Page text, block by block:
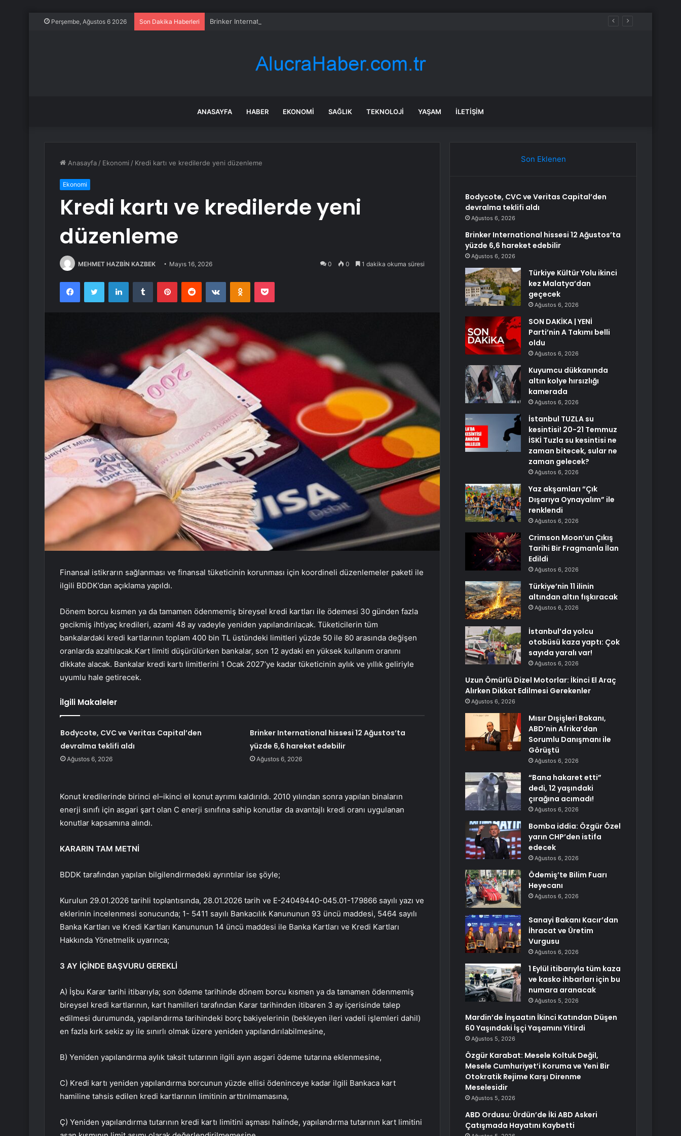
Perşembe, Ağustos 6 2026 Son Dakika Haberleri Brinker International hissesi 12 Ağustos’ta yüzde 6,6 hareket edebilir
ANASAYFA HABER EKONOMI SAĞLIK TEKNOLOJI YAŞAM İLETIŞIM
Anasayfa / Ekonomi / Kredi kartı ve kredilerde yeni düzenleme
Ekonomi
Kredi kartı ve kredilerde yeni
düzenleme
MEHMET HAZBİN KAZBEK Mayıs 16, 2026 0 0 1 dakika okuma süresi
FacebookTwitter LinkedInTumblr PinterestReddit VKontakteOdnoklassniki
Pocket
Finansal istikrarın sağlanması ve finansal tüketicinin korunması için koordineli düzenlemeler paketi ile
ilgili BDDK’dan açıklama yapıldı.
Dönem borcu kısmen ya da tamamen ödenmemiş bireysel kredi kartları ile ödemesi 30 günden fazla
gecikmiş ihtiyaç kredileri, azami 48 ay vadeyle yeniden yapılandırılacak. Tüketicilerin tüm
bankalardaki kredi kartlarının toplam 400 bin TL üstündeki limitleri yüzde 50 ile 80 arasında değişen
oranlarda azaltılacak.Kart limiti düşürülürken bankalar, son 12 aydaki en yüksek kullanım oranını
dikkate alacak. Bankalar kredi kartı limitlerini 1 Ocak 2027’ye kadar tüketicinin aylık ve yıllık geliriyle
uyumlu hale getirecek.
İlgili Makaleler
Bodycote, CVC ve Veritas Capital’den
devralma teklifi aldı
Ağustos 6, 2026
Brinker International hissesi 12 Ağustos’ta
yüzde 6,6 hareket edebilir
Ağustos 6, 2026
Konut kredilerinde birinci el–ikinci el konut ayrımı kaldırıldı. 2010 yılından sonra yapılan binaların
enerji sınıfı için asgari şart olan C enerji sınıfına sahip konutlar da avantajlı kredi oranı uygulanan
konutlar kapsamına alındı.
KARARIN TAM METNİ
BDDK tarafından yapılan bilgilendirmedeki ayrıntılar ise şöyle;
Kurulun 29.01.2026 tarihli toplantısında, 28.01.2026 tarih ve E-24049440-045.01-179866 sayılı yazı ve
eklerinin incelenmesi sonucunda; 1- 5411 sayılı Bankacılık Kanununun 93 üncü maddesi, 5464 sayılı
Banka Kartları ve Kredi Kartları Kanununun 14 üncü maddesi ile Banka Kartları ve Kredi Kartları
Hakkında Yönetmelik uyarınca;
3 AY İÇİNDE BAŞVURU GEREKLİ
A) İşbu Karar tarihi itibarıyla; son ödeme tarihinde dönem borcu kısmen ya da tamamen ödenmemiş
bireysel kredi kartlarının, kart hamilleri tarafından Karar tarihinden itibaren 3 ay içerisinde talep
edilmesi durumunda, yapılandırma tarihindeki borç bakiyelerinin (bekleyen ileri vadeli işlemleri dahil)
en fazla kırk sekiz ay ile sınırlı olmak üzere yeniden yapılandırılabilmesine,
B) Yeniden yapılandırma aylık taksit tutarının ilgili ayın asgari ödeme tutarına eklenmesine,
C) Kredi kartı yeniden yapılandırma borcunun yüzde ellisi ödeninceye kadar ilgili Bankaca kart
hamiline tahsis edilen kredi kartlarının limitinin arttırılmamasına,
Ç) Yeniden yapılandırma tutarının kredi kartı limitini aşması halinde, yapılandırma tutarının kart limitini
Son Eklenen
Bodycote, CVC ve Veritas Capital’den
devralma teklifi aldı
Ağustos 6, 2026
Brinker International hissesi 12 Ağustos’ta
yüzde 6,6 hareket edebilir
Ağustos 6, 2026
Türkiye Kültür Yolu ikinci
kez Malatya’dan
geçecek
Ağustos 6, 2026
SON DAKİKA | YENİ
Parti’nin A Takımı belli
oldu
Ağustos 6, 2026
Kuyumcu dükkanında
altın kolye hırsızlığı
kamerada
Ağustos 6, 2026
İstanbul TUZLA su
kesintisi! 20-21 Temmuz
İSKİ Tuzla su kesintisi ne
zaman bitecek, sular ne
zaman gelecek?
Ağustos 6, 2026
Yaz akşamları “Çık
Dışarıya Oynayalım” ile
renklendi
Ağustos 6, 2026
Crimson Moon’un Çıkış
Tarihi Bir Fragmanla İlan
Edildi
Ağustos 6, 2026
Türkiye’nin 11 ilinin
altından altın fışkıracak
Ağustos 6, 2026
İstanbul’da yolcu
otobüsü kaza yaptı: Çok
sayıda yaralı var!
Ağustos 6, 2026
Uzun Ömürlü Dizel Motorlar: İkinci El Araç
Alırken Dikkat Edilmesi Gerekenler
Ağustos 6, 2026
Mısır Dışişleri Bakanı,
ABD’nin Afrika’dan
Sorumlu Danışmanı ile
Görüştü
Ağustos 6, 2026
“Bana hakaret etti”
dedi, 12 yaşındaki
çırağına acımadı!
Ağustos 6, 2026
Bomba iddia: Özgür Özel
yarın CHP’den istifa
edecek
Ağustos 6, 2026
Ödemiş’te Bilim Fuarı
Heyecanı
Ağustos 6, 2026
Sanayi Bakanı Kacır’dan
İhracat ve Üretim
Vurgusu
Ağustos 6, 2026
1 Eylül itibarıyla tüm kaza
ve kasko ihbarları için bu
numara aranacak
Ağustos 5, 2026
Mardin’de İnşaatın İkinci Katından Düşen
60 Yaşındaki İşçi Yaşamını Yitirdi
Ağustos 5, 2026
Özgür Karabat: Mesele Koltuk Değil,
Mesele Cumhuriyet’i Koruma ve Yeni Bir
Otokratik Rejime Karşı Direnme
Meselesidir
Ağustos 5, 2026
ABD Ordusu: Ürdün’de İki ABD Askeri
Çatışmada Hayatını Kaybetti